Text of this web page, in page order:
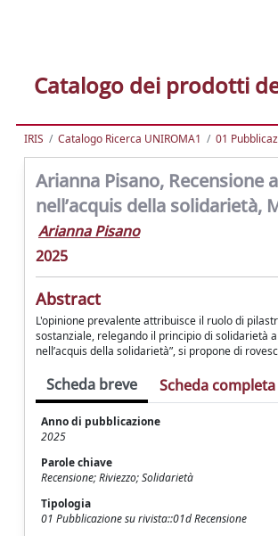
Catalogo dei prodotti
IRIS Catalogo Ricerca UNIROMA1 01
Arianna Pisano, Recensione
nell’acquis della solidarietà,
Arianna Pisano
2025
Abstract
L'opinione prevalente attribuisce il ruolo di
sostanziale, relegando il principio di solidarietà
nell’acquis della solidarietà”, si propone di
Scheda breve Scheda completa
Anno di pubblicazione
2025
Parole chiave
Recensione; Riviezzo; Solidarietà
Tipologia
01 Pubblicazione su rivista::01d Recensione